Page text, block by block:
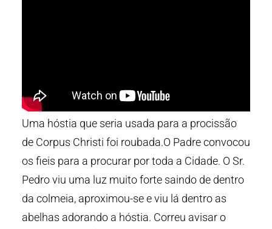
Uma hóstia que seria usada para a procissão
de Corpus Christi foi roubada.O Padre convocou
os fieis para a procurar por toda a Cidade. O Sr.
Pedro viu uma luz muito forte saindo de dentro
da colmeia, aproximou-se e viu lá dentro as
abelhas adorando a hóstia. Correu avisar o